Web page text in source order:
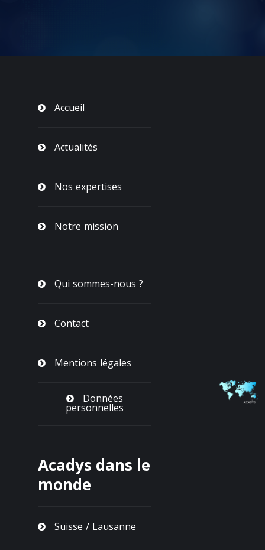
Accueil
Actualités
Nos expertises
Notre mission
Qui sommes-nous ?
Contact
Mentions légales
Données
personnelles
Acadys dans le
monde
Suisse / Lausanne